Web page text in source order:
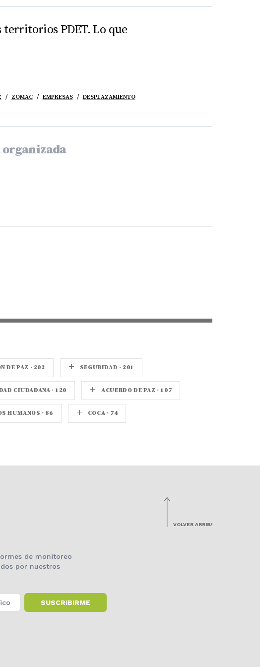
PDET. Lo que
ZOMAC EMPRESAS DESPLAZAMIENTO
DE PAZ · 202 + SEGURIDAD · 201
CIUDADANA · 120 + ACUERDO DE PAZ · 107
HUMANOS · 86 + COCA · 74
de monitoreo
por nuestros
SUSCRIBIRME
VOLVER ARRIBA